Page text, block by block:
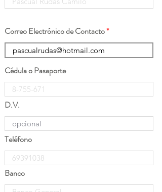
Correo Electrónico de Contacto
Cédula o Pasaporte
D.V.
Teléfono
Banco